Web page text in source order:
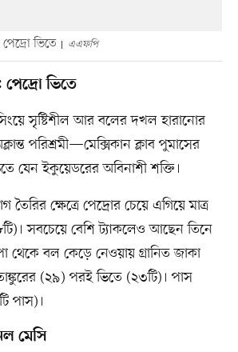
ভিতে এএফপি
পেদ্রো ভিতে
সৃষ্টিশীল আর বলের দখল হারানোর
পরিশ্রমী—মেক্সিকান ক্লাব পুমাসের
যেন ইকুয়েডরের অবিনাশী শক্তি।
ক্ষেত্রে পেদ্রোর চেয়ে এগিয়ে মাত্র
সবচেয়ে বেশি ট্যাকলেও আছেন তিনে
থেকে বল কেড়ে নেওয়ায় গ্রানিত জাকা
(২৯) পরই ভিতে (২৩টি)। পাস
পাস)।
মেসি